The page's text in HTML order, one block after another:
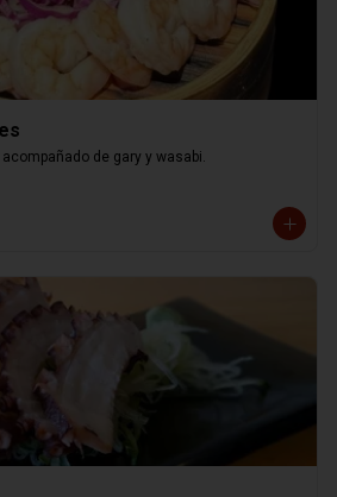
de gary y wasabi.